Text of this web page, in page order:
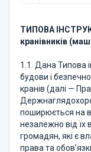
ТИПОВА
кранівників
1.1. Дана Типова
будови і
кранів (далі —
поширюється на
незалежно від їх
громадян, які є
права та